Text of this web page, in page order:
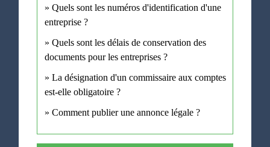
Quels sont les numéros d'identification d'une
entreprise ?
Quels sont les délais de conservation des
documents pour les entreprises ?
La désignation d'un commissaire aux comptes
est-elle obligatoire ?
Comment publier une annonce légale ?